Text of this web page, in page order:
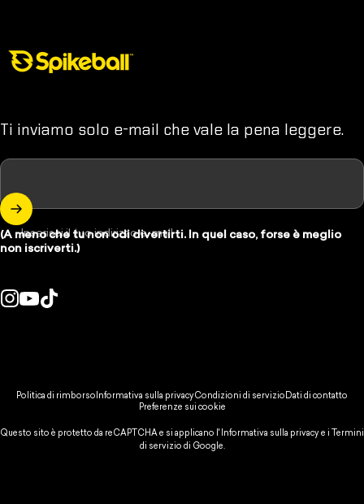
Ti inviamo solo e-mail che vale la pena leggere.
Inserisci il tuo indirizzo e-mail
(A meno che tu non odi divertirti. In quel caso, forse è meglio
non iscriverti.)
Politica di rimborso Informativa sulla privacyCondizioni di servizio Dati di contatto
Preferenze sui cookie
Questo sito è protetto da reCAPTCHA e si applicano l' Informativa sulla privacye i Termini
di servizio di Google.